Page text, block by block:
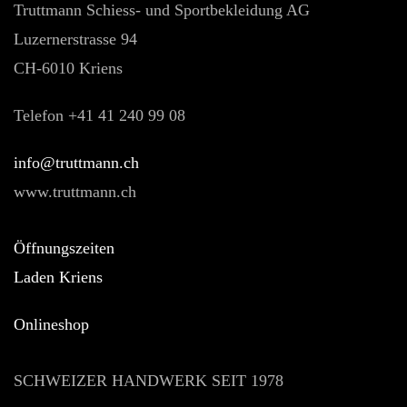
Truttmann Schiess- und Sportbekleidung AG
Luzernerstrasse 94
CH-6010 Kriens
Telefon +41 41 240 99 08
hc.nnamtturt@ofni
www.truttmann.ch
Öffnungszeiten
Laden Kriens
Onlineshop
SCHWEIZER HANDWERK SEIT 1978